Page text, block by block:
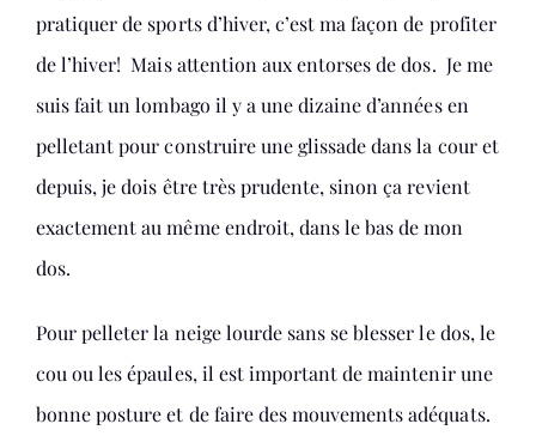
pratiquer de sports d’hiver, c’est ma façon de profiter
de l’hiver! Mais attention aux entorses de dos. Je me
suis fait un lombago il y a une dizaine d’années en
pelletant pour construire une glissade dans la cour et
depuis, je dois être très prudente, sinon ça revient
exactement au même endroit, dans le bas de mon
dos.
Pour pelleter la neige lourde sans se blesser le dos, le
cou ou les épaules, il est important de maintenir une
bonne posture et de faire des mouvements adéquats.